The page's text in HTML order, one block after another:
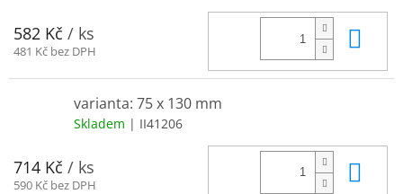
582 Kč / ks
481 Kč bez DPH
varianta: 75 x 130 mm
Skladem | II41206
714 Kč / ks
590 Kč bez DPH